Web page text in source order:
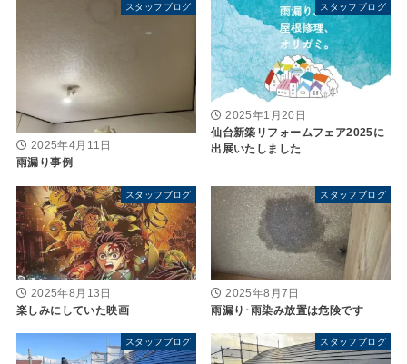
スタッフブログ
2025年4月11日
雨漏り事例
スタッフブログ
2025年1月20日
仙台新築リフォームフェア2025に
出展いたしました
スタッフブログ
2025年8月13日
楽しみにしていた映画
スタッフブログ
2025年8月7日
雨漏り･雨染み放置は危険です
スタッフブログ スタッフブログ